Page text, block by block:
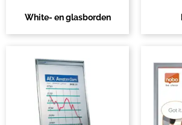
White- en glasborden